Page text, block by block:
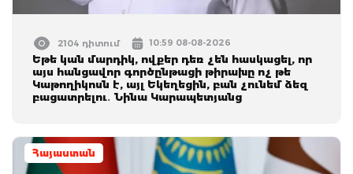
2104 դիտում 10:59 08-08-2026
Եթե կան մարդիկ, ովքեր դեռ չեն հասկացել, որ
այս հանցավոր գործընթացի թիրախը ոչ թե
Կաթողիկոսն է, այլ Եկեղեցին, բան չունեմ ձեզ
բացատրելու․ Նինա Կարապետյանց
Հայաստան